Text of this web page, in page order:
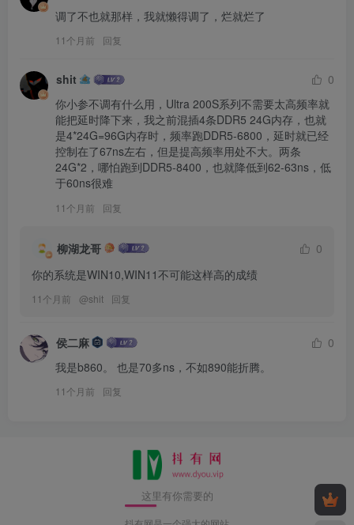
调了不也就那样，我就懒得调了，烂就烂了
11个月前 回复
shit
0
你小参不调有什么用，Ultra 200S系列不需要太高频率就
能把延时降下来，我之前混插4条DDR5 24G内存，也就
是4*24G=96G内存时，频率跑DDR5-6800，延时就已经
控制在了67ns左右，但是提高频率用处不大。两条
24G*2，哪怕跑到DDR5-8400，也就降低到62-63ns，低
于60ns很难
11个月前 回复
柳湖龙哥
0
你的系统是WIN10,WIN11不可能这样高的成绩
11个月前 @shit 回复
侯二麻
0
我是b860。 也是70多ns，不如890能折腾。
11个月前 回复
这里有你需要的